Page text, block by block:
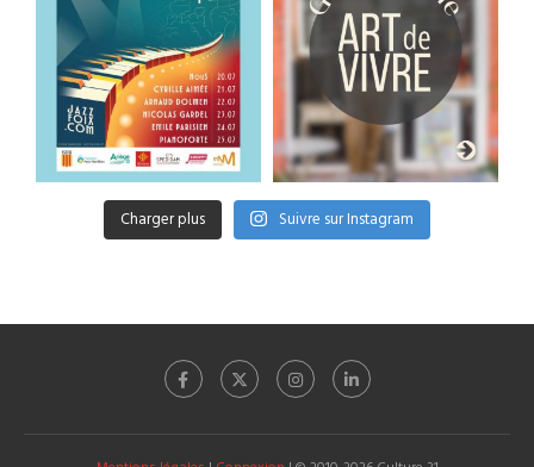
Charger plus Suivre sur Instagram